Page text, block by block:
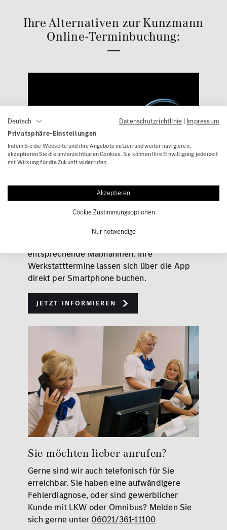
Ihre Alternativen zur Kunzmann
Online-Terminbuchung:
Termin buchen über Mercedes me
Die app erinnert Sie rechtzeitig an Service-
Termine wie Inspektion oder Wartung. Sie
entsprechende Maßnahmen. Ihre
Werkstatttermine lassen sich über die App
direkt per Smartphone buchen.
Jetzt informieren
Sie möchten lieber anrufen?
Gerne sind wir auch telefonisch für Sie
erreichbar. Sie haben eine aufwändigere
Fehlerdiagnose, oder sind gewerblicher
Kunde mit LKW oder Omnibus? Melden Sie
sich gerne unter 06021/361-11100
Deutsch Datenschutzrichtlinie | Impressum
Privatsphäre-Einstellungen
Indem Sie die Webseite und ihre Angebote nutzen und weiter navigieren,
akzeptieren Sie die unverzichtbaren Cookies. Sie können Ihre Einwilligung jederzeit
mit Wirkung für die Zukunft widerrufen.
Akzeptieren
Cookie Zustimmungsoptionen
Nur notwendige